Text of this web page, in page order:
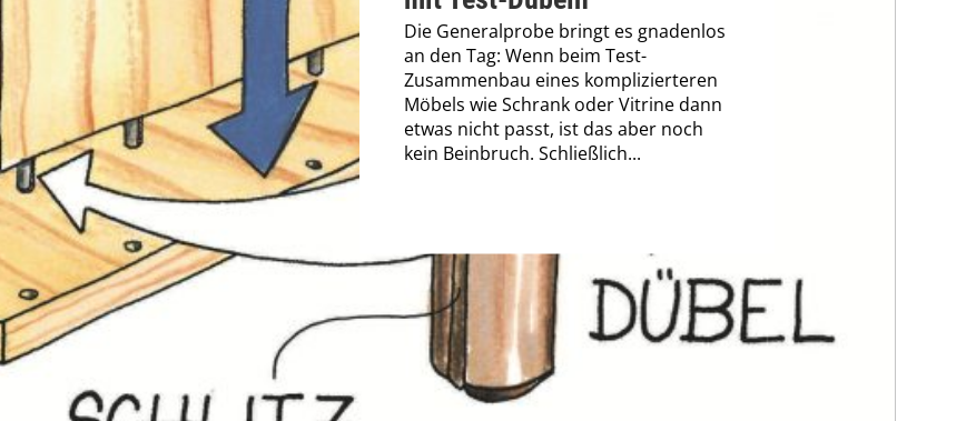
Die Generalprobe bringt es gnadenlos
an den Tag: Wenn beim Test-
Zusammenbau eines komplizierteren
Möbels wie Schrank oder Vitrine dann
etwas nicht passt, ist das aber noch
kein Beinbruch. Schließlich...